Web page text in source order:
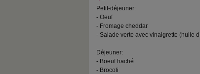
Petit-déjeuner:
- Oeuf
- Fromage cheddar
- Salade verte avec vinaigrette (huile
Déjeuner:
- Boeuf haché
- Brocoli